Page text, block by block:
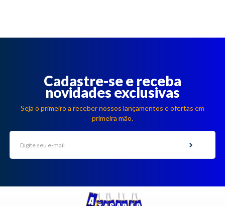
Cadastre-se e receba
novidades exclusivas
Seja o primeiro a receber nossos lançamentos e ofertas em
primeira mão.